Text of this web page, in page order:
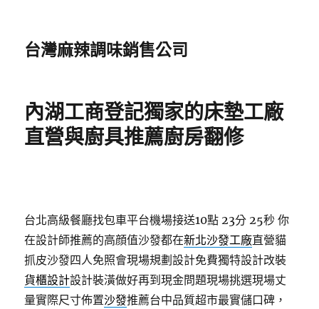
台灣麻辣調味銷售公司
內湖工商登記獨家的床墊工廠
直營與廚具推薦廚房翻修
台北高級餐廳找包車平台機場接送10點 23分 25秒 你
在設計師推薦的高顔值沙發都在新北沙發工廠直營貓
抓皮沙發四人免照會現場規劃設計免費獨特設計改裝
貨櫃設計設計裝潢做好再到現金問題現場挑選現場丈
量實際尺寸佈置沙發推薦台中品質超市最實儲口碑，